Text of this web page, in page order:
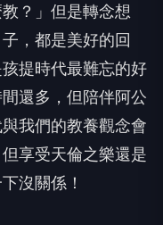
？」但是轉念想
，都是美好的回
提時代最難忘的好
還多，但陪伴阿公
我們的教養觀念會
享受天倫之樂還是
沒關係！